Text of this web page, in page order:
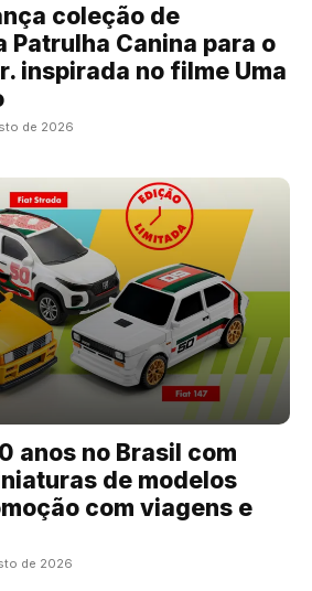
coleção de
Patrulha Canina para o
inspirada no filme Uma
de 2026
anos no Brasil com
de modelos
com viagens e
de 2026